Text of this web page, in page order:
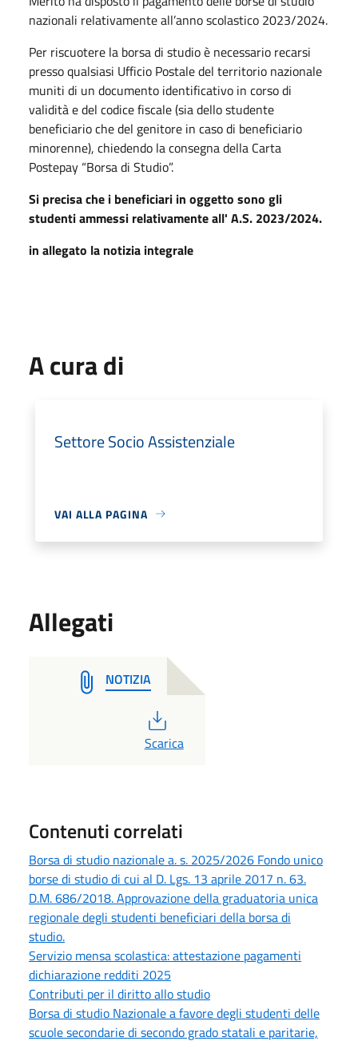
nazionali relativamente all’anno scolastico 2023/2024.
Per riscuotere la borsa di studio è necessario recarsi
presso qualsiasi Ufficio Postale del territorio nazionale
muniti di un documento identificativo in corso di
validità e del codice fiscale (sia dello studente
beneficiario che del genitore in caso di beneficiario
minorenne), chiedendo la consegna della Carta
Postepay “Borsa di Studio”.
Si precisa che i beneficiari in oggetto sono gli
studenti ammessi relativamente all' A.S. 2023/2024.
in allegato la notizia integrale
A cura di
Settore Socio Assistenziale
VAI ALLA PAGINA
Allegati
NOTIZIA
PDF
Scarica
Contenuti correlati
Borsa di studio nazionale a. s. 2025/2026 Fondo unico
borse di studio di cui al D. Lgs. 13 aprile 2017 n. 63.
D.M. 686/2018. Approvazione della graduatoria unica
regionale degli studenti beneficiari della borsa di
studio.
Servizio mensa scolastica: attestazione pagamenti
dichiarazione redditi 2025
Contributi per il diritto allo studio
Borsa di studio Nazionale a favore degli studenti delle
scuole secondarie di secondo grado statali e paritarie,